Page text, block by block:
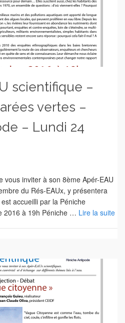
scientifique –
vertes –
– Lundi 24
vous inviter à son 8ème Apér-EAU
du Rés-EAUx, y présentera
accueilli par la Péniche
2016 à 19h Péniche … Lire la suite